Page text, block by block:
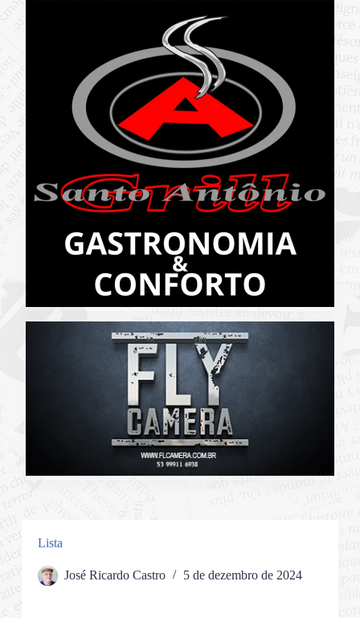
Lista
José Ricardo Castro 5 de dezembro de 2024